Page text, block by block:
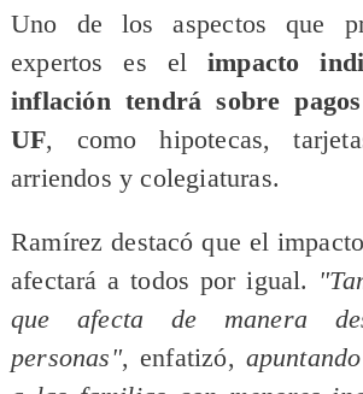
Uno de los aspectos que
expertos es elimpacto
inflación tendrá sobre
UF, como hipotecas,
arriendos y colegiaturas.
Ramírez destacó que el
afectará a todos por igual.
que afecta de manera
personas", enfatizó,